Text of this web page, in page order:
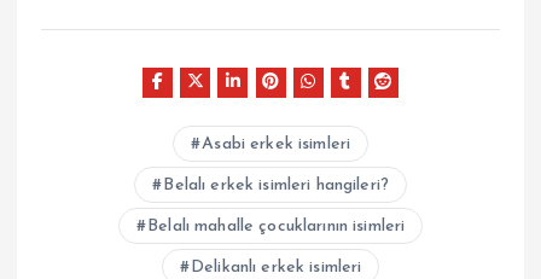
Asabi erkek isimleri
Belalı erkek isimleri hangileri?
Belalı mahalle çocuklarının isimleri
Delikanlı erkek isimleri